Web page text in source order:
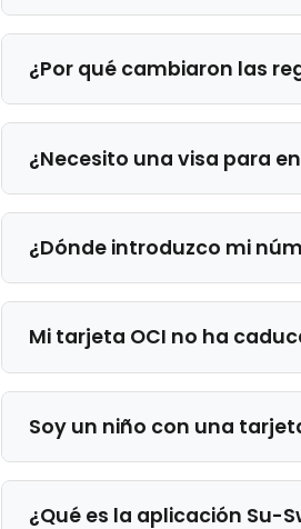
¿Por qué cambiaron las
¿Necesito una visa para
¿Dónde introduzco mi
Mi tarjeta OCI no ha
Soy un niño con una
¿Qué es la aplicación Su-